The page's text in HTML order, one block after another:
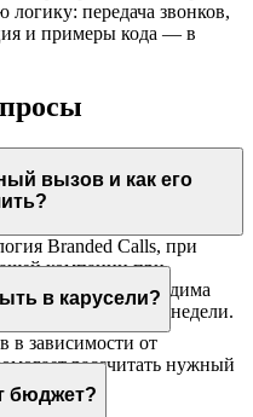
передача звонков,
и примеры кода — в
вызов и как его
Branded Calls, при
компании при
МТТ — необходима
связи. Срок — 1–2 недели.
в карусели?
в зависимости от
рассчитать нужный
бюджет?